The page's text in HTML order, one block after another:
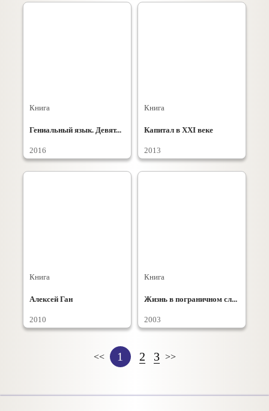
Книга
Гениальный язык. Девят...
2016
Книга
Капитал в XXI веке
2013
Книга
Алексей Ган
2010
Книга
Жизнь в пограничном сл...
2003
<< 1 2 3 >>